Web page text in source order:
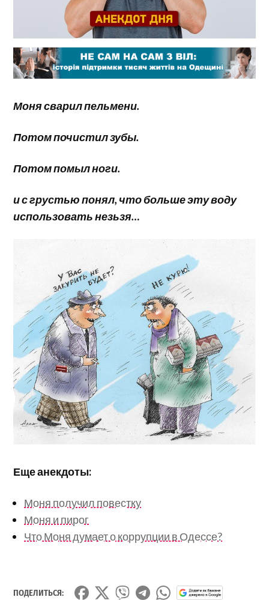
Моня сварил пельмени.
Потом почистил зубы.
Потом помыл ноги.
и с грустью понял, что больше эту воду
использовать незьзя…
Еще анекдоты:
Моня получил повестку
Моня и пирог
Что Моня думает о коррупции в Одессе?
ПОДЕЛИТЬСЯ: